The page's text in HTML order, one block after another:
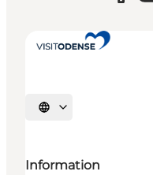
Sprache auswählen
Information